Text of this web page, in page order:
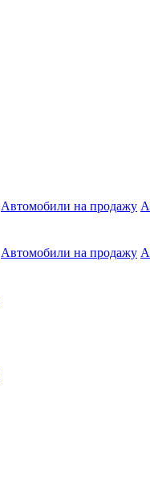
Автомобили на продажу
Автомобили на продажу